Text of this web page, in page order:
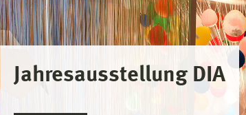
Jahresausstellung DIA